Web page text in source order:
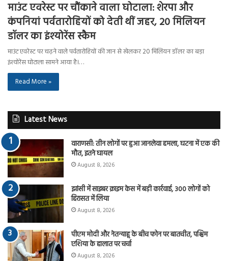
माउंट एवरेस्ट पर चौंकाने वाला घोटाला: शेरपा और
कंपनियां पर्वतारोहियों को देती थीं जहर, 20 मिलियन
डॉलर का इंश्योरेंस स्कैम
माउंट एवरेस्ट पर चढ़ने वाले पर्वतारोहियों की जान से खेलकर 20 मिलियन डॉलर का बड़ा
इंश्योरेंस घोटाला सामने आया है।…
Read More »
Latest News
वाराणसी: तीन लोगों पर हुआ जानलेवा हमला, घटना में एक की
मौत, इतने घायल
August 8, 2026
झांसी में साइबर क्राइम केस में बड़ी कार्रवाई, 300 लोगों को
हिरासत में लिया
August 8, 2026
पीएम मोदी और नेतन्याहू के बीच फोन पर बातचीत, पश्चिम
एशिया के हालात पर चर्चा
August 8, 2026